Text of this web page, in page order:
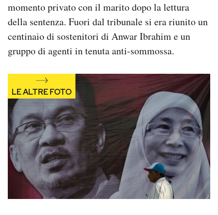
momento privato con il marito dopo la lettura
della sentenza. Fuori dal tribunale si era riunito un
centinaio di sostenitori di Anwar Ibrahim e un
gruppo di agenti in tenuta anti-sommossa.